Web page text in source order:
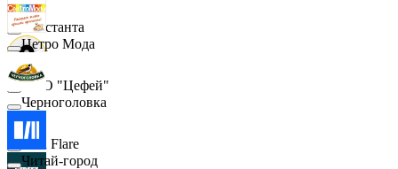
Константа
ООО "Цефей"
Finn Flare
Цетро Мода
Черноголовка
Читай-город